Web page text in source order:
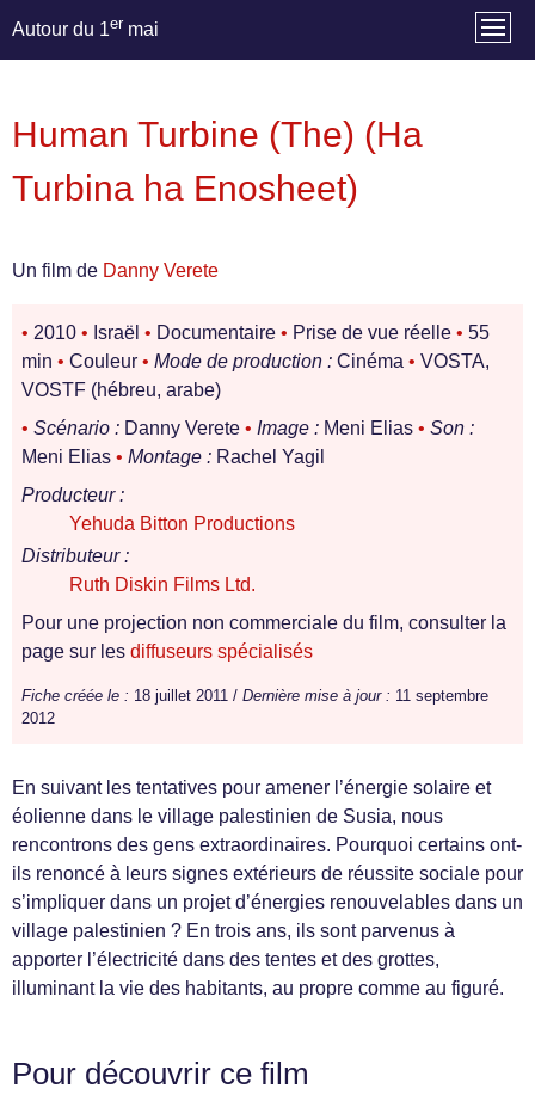
Autour du 1er mai
Human Turbine (The) (Ha
Turbina ha Enosheet)
Un film de Danny Verete
• 2010 • Israël • Documentaire • Prise de vue réelle • 55
min • Couleur • Mode de production : Cinéma • VOSTA,
VOSTF (hébreu, arabe)
• Scénario : Danny Verete • Image : Meni Elias • Son :
Meni Elias • Montage : Rachel Yagil
Producteur :
Yehuda Bitton Productions
Distributeur :
Ruth Diskin Films Ltd.
Pour une projection non commerciale du film, consulter la
page sur les diffuseurs spécialisés
Fiche créée le : 18 juillet 2011 / Dernière mise à jour : 11 septembre
2012
En suivant les tentatives pour amener l’énergie solaire et
éolienne dans le village palestinien de Susia, nous
rencontrons des gens extraordinaires. Pourquoi certains ont-
ils renoncé à leurs signes extérieurs de réussite sociale pour
s’impliquer dans un projet d’énergies renouvelables dans un
village palestinien ? En trois ans, ils sont parvenus à
apporter l’électricité dans des tentes et des grottes,
illuminant la vie des habitants, au propre comme au figuré.
Pour découvrir ce film